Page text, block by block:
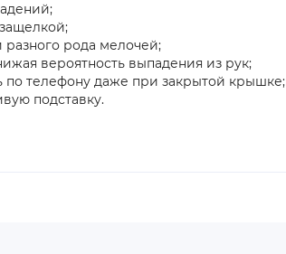
рода мелочей;
вероятность выпадения из рук;
по телефону даже при закрытой крышке;
подставку.